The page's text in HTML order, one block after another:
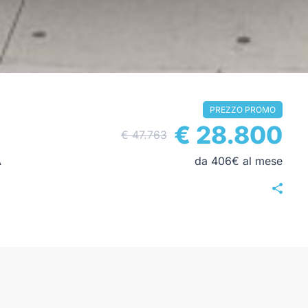
PREZZO PROMO
€ 47.763 € 28.800
da 406€ al mese